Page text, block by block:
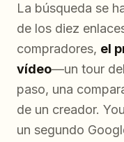
La búsqueda se
de los diez
compradores, el
vídeo—un tour
paso, una
de un creador.
un segundo